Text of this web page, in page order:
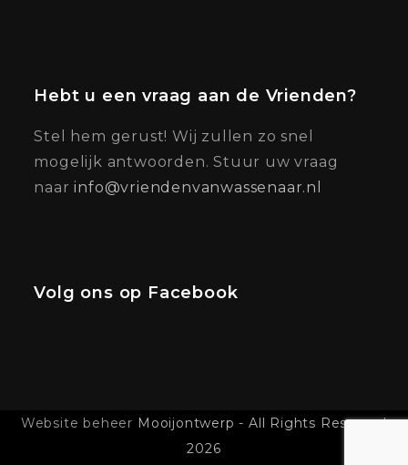
Hebt u een vraag aan de Vrienden?
Stel hem gerust! Wij zullen zo snel
mogelijk antwoorden. Stuur uw vraag
naarinfo@vriendenvanwassenaar.nl
Volg ons op Facebook
Website beheer Mooijontwerp - All Rights Reserved
2026